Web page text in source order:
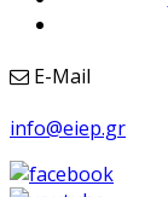
E-Mail
info@eiep.gr